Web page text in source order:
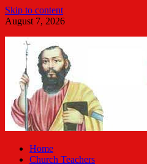
Skip to content
August 7, 2026
Malankara Orthodox TV
Home
Church Teachers